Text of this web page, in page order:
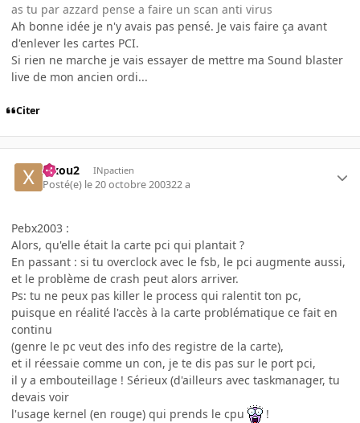
as tu par azzard pense a faire un scan anti virus
Ah bonne idée je n'y avais pas pensé. Je vais faire ça avant
d'enlever les cartes PCI.
Si rien ne marche je vais essayer de mettre ma Sound blaster
live de mon ancien ordi...
Citer
xixou2 INpactien
Posté(e) le 20 octobre 200322 a
Pebx2003 :
Alors, qu'elle était la carte pci qui plantait ?
En passant : si tu overclock avec le fsb, le pci augmente aussi,
et le problème de crash peut alors arriver.
Ps: tu ne peux pas killer le process qui ralentit ton pc,
puisque en réalité l'accès à la carte problématique ce fait en
continu
(genre le pc veut des info des registre de la carte),
et il réessaie comme un con, je te dis pas sur le port pci,
il y a embouteillage ! Sérieux (d'ailleurs avec taskmanager, tu
devais voir
l'usage kernel (en rouge) qui prends le cpu
!